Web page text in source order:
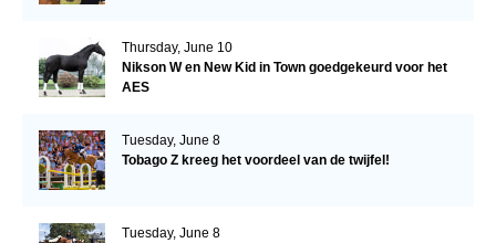
Thursday, June 10
Nikson W en New Kid in Town goedgekeurd voor het
AES
Tuesday, June 8
Tobago Z kreeg het voordeel van de twijfel!
Tuesday, June 8